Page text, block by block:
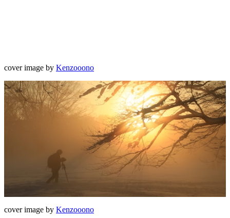
cover image by Kenzooono
cover image by Kenzooono